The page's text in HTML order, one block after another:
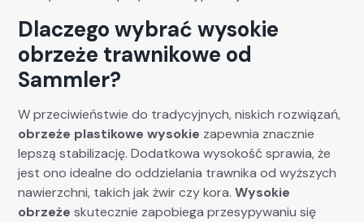
Dlaczego wybrać wysokie
obrzeże trawnikowe od
Sammler?
W przeciwieństwie do tradycyjnych, niskich rozwiązań,
obrzeże plastikowe wysokie zapewnia znacznie
lepszą stabilizację. Dodatkowa wysokość sprawia, że
jest ono idealne do oddzielania trawnika od wyższych
nawierzchni, takich jak żwir czy kora.Wysokie
obrzeżeskutecznie zapobiega przesypywaniu się